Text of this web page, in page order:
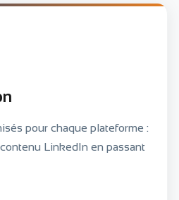
pour chaque plateforme :
LinkedIn en passant